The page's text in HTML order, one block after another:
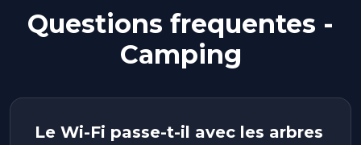
Questions frequentes -
Camping
Le Wi-Fi passe-t-il avec les arbres